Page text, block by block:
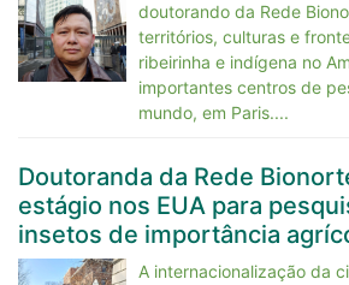
doutorando da Rede
territórios, culturas e
ribeirinha e indígena no
importantes centros de
mundo, em Paris....
Doutoranda da Rede
estágio nos EUA para
insetos de importância
A internacionalização da